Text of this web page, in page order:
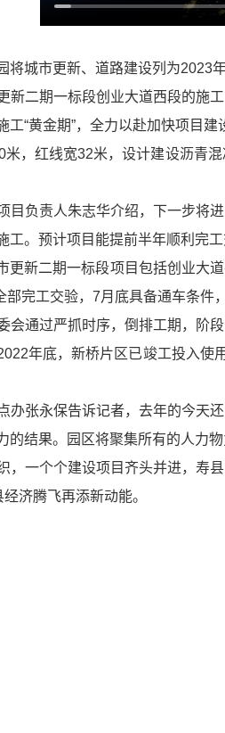
将城市更新、道路建设列为2023
新二期一标段创业大道西段的施
工“黄金期”，全力以赴加快项目建
米，红线宽32米，设计建设沥青
目负责人朱志华介绍，下一步将
工。预计项目能提前半年顺利完工
更新二期一标段项目包括创业大
完工交验，7月底具备通车条件
会通过严抓时序，倒排工期，阶
年底，新桥片区已竣工投入
办张永保告诉记者，去年的今天
的结果。园区将聚集所有的人力
，一个个建设项目齐头并进，寿
济腾飞再添新动能。